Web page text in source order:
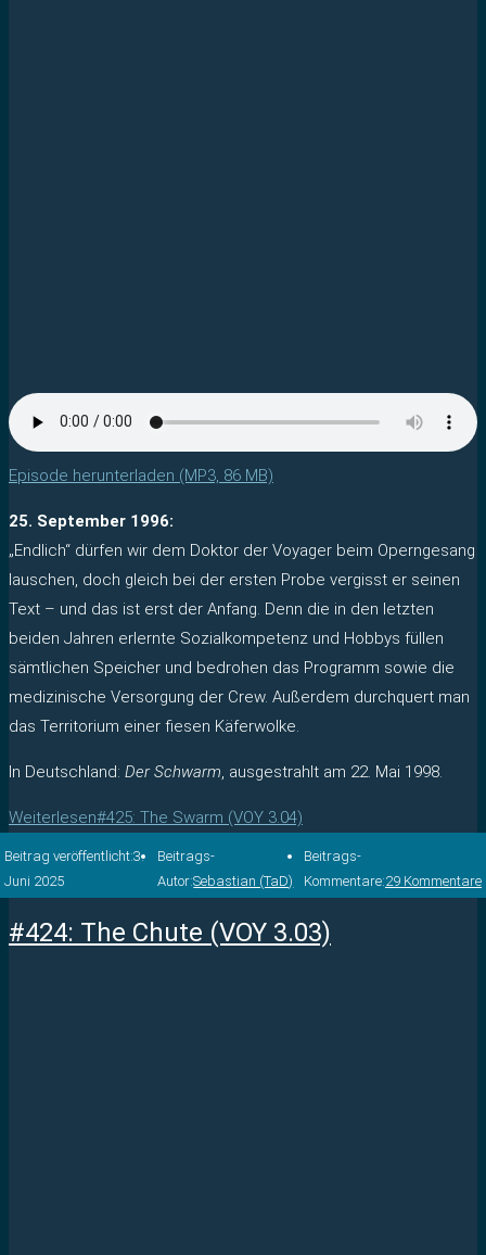
Episode herunterladen (MP3, 86 MB)
25. September 1996:
„Endlich“ dürfen wir dem Doktor der Voyager beim Operngesang
lauschen, doch gleich bei der ersten Probe vergisst er seinen
Text – und das ist erst der Anfang. Denn die in den letzten
beiden Jahren erlernte Sozialkompetenz und Hobbys füllen
sämtlichen Speicher und bedrohen das Programm sowie die
medizinische Versorgung der Crew. Außerdem durchquert man
das Territorium einer fiesen Käferwolke.
In Deutschland: Der Schwarm, ausgestrahlt am 22. Mai 1998.
Weiterlesen#425: The Swarm (VOY 3.04)
Beitrag veröffentlicht:3.
Juni 2025
Beitrags-
Autor:Sebastian (TaD)
Beitrags-
Kommentare:29 Kommentare
#424: The Chute (VOY 3.03)